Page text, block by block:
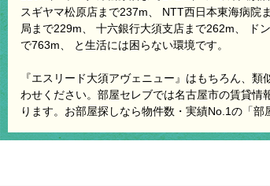
スギヤマ松原店まで237m、 NTT西日本東海病院
局まで229m、 十六銀行大須支店まで262m、 ド
で763m、 と生活には困らない環境です。
『エスリード大須アヴェニュー』はもちろん、
わせください。部屋セレブでは名古屋市の賃貸
ります。お部屋探しなら物件数・実績No.1の「部